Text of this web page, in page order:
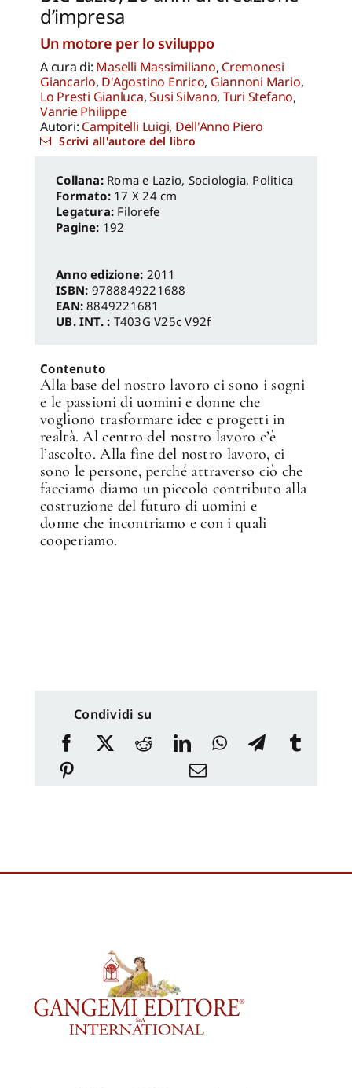
d’impresa
Un motore per lo sviluppo
A cura di: Maselli Massimiliano, Cremonesi
Giancarlo, D'Agostino Enrico, Giannoni Mario,
Lo Presti Gianluca,Susi Silvano, Turi Stefano,
Vanrie Philippe
Autori: Campitelli Luigi, Dell'Anno Piero
Scrivi all'autore del libro
Roma e Lazio, Sociologia, Politica
Formato: 17 X 24 cm
Legatura: Filorefe
Pagine: 192
Anno edizione: 2011
ISBN: 9788849221688
EAN:8849221681
UB. INT. : T403G V25c V92f
Contenuto
Alla base del nostro lavoro ci sono i sogni
e le passioni di uomini e donne che
vogliono trasformare idee e progetti in
realtà. Al centro del nostro lavoro c’è
l’ascolto. Alla fine del nostro lavoro, ci
sono le persone, perché attraverso ciò che
facciamo diamo un piccolo contributo alla
costruzione del futuro di uomini e
donne che incontriamo e con i quali
cooperiamo.
Condividi su